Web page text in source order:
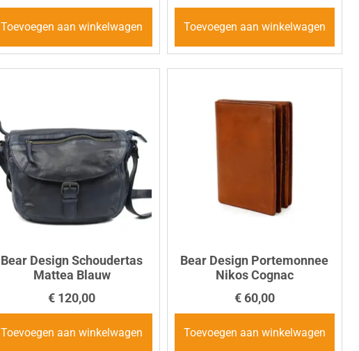
Toevoegen aan winkelwagen Toevoegen aan winkelwagen
Bear Design Schoudertas
Mattea Blauw
€ 120,00
Toevoegen aan winkelwagen
Bear Design Portemonnee
Nikos Cognac
€60,00
Toevoegen aan winkelwagen